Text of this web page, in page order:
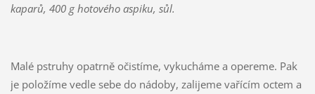
kaparů, 400 g hotového aspiku, sůl.
Malé pstruhy opatrně očistíme, vykucháme a opereme. Pak
je položíme vedle sebe do nádoby, zalijeme vařícím octem a